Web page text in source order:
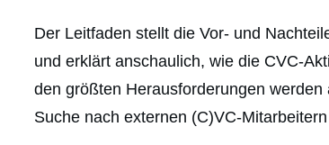
Der Leitfaden stellt die Vor- und
und erklärt anschaulich, wie die CVC-
den größten Herausforderungen
Suche nach externen (C)VC-